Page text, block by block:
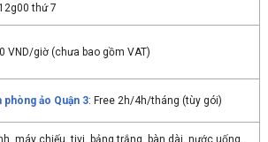
thứ 7
VND/giờ (chưa bao gồm VAT)
phòng ảo Quận 3: Free 2h/4h/tháng (tùy gói)
máy chiếu, tivi, bảng trắng, bàn dài, nước uống,